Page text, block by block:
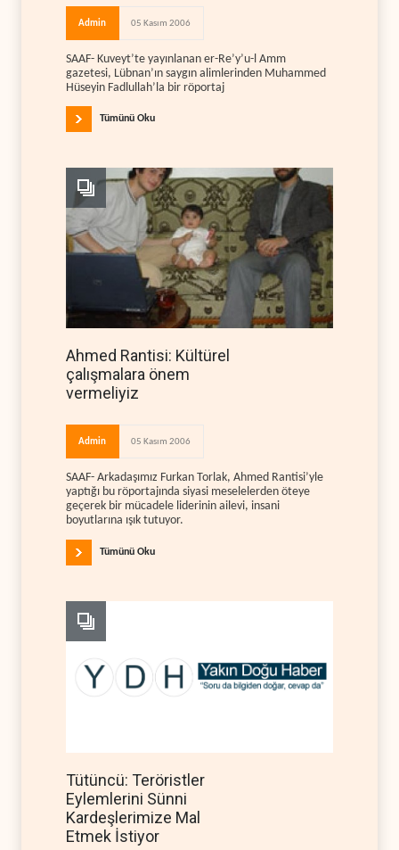
Admin 05 Kasım 2006
SAAF- Kuveyt’te yayınlanan er-Re’y’u-l Amm
gazetesi, Lübnan’ın saygın alimlerinden Muhammed
Hüseyin Fadlullah’la bir röportaj
Tümünü Oku
Ahmed Rantisi: Kültürel
çalışmalara önem
vermeliyiz
Admin 05 Kasım 2006
SAAF- Arkadaşımız Furkan Torlak, Ahmed Rantisi’yle
yaptığı bu röportajında siyasi meselelerden öteye
geçerek bir mücadele liderinin ailevi, insani
boyutlarına ışık tutuyor.
Tümünü Oku
Tütüncü: Teröristler
Eylemlerini Sünni
Kardeşlerimize Mal
Etmek İstiyor